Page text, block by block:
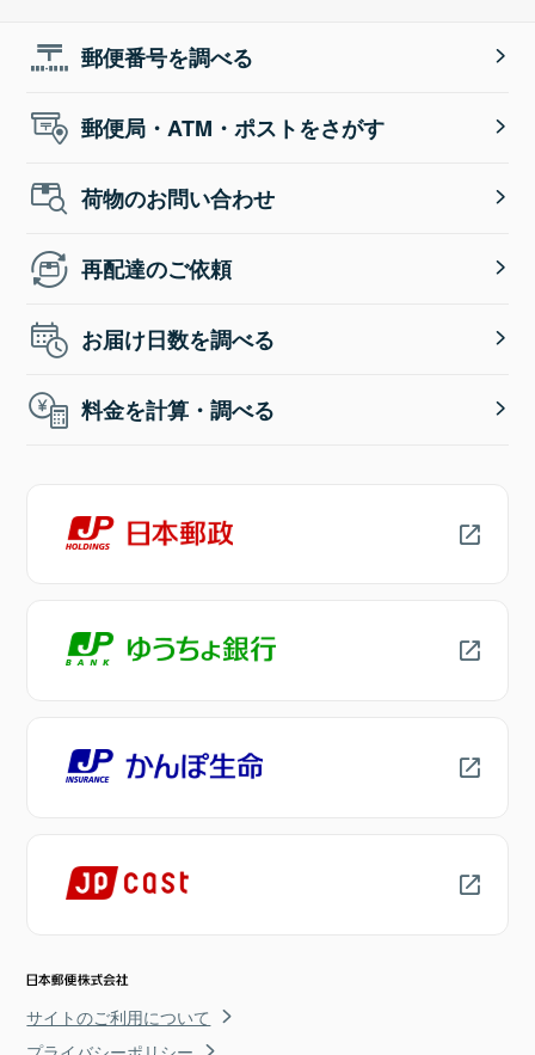
郵便番号を調べる
郵便局・ATM・ポストをさがす
荷物のお問い合わせ
再配達のご依頼
お届け日数を調べる
料金を計算・調べる
サイトのご利用について